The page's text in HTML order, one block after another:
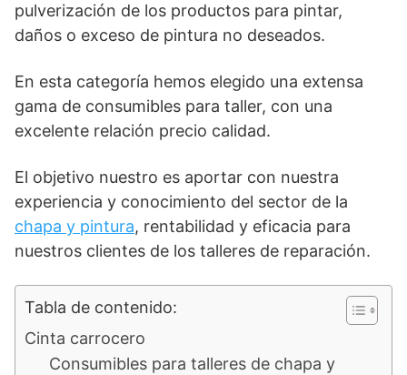
pulverización de los productos para pintar,
daños o exceso de pintura no deseados.
En esta categoría hemos elegido una extensa
gama de consumibles para taller, con una
excelente relación precio calidad.
El objetivo nuestro es aportar con nuestra
experiencia y conocimiento del sector de la
chapa y pintura, rentabilidad y eficacia para
nuestros clientes de los talleres de reparación.
Tabla de contenido:
Cinta carrocero
Consumibles para talleres de chapa y